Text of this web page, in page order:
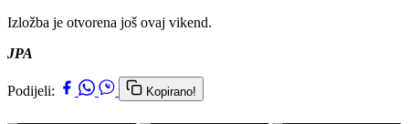
Izložba je otvorena još ovaj vikend.
JPA
Podijeli: Kopirano!